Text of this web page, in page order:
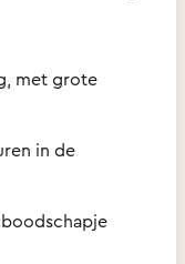
met grote
in de